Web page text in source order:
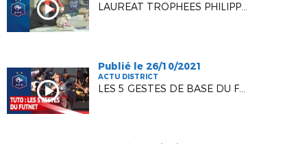
LAUREAT TROPHEES PHILIPPE SEGUIN 2021
Publié le 26/10/2021
ACTU DISTRICT
LES 5 GESTES DE BASE DU FUTNET